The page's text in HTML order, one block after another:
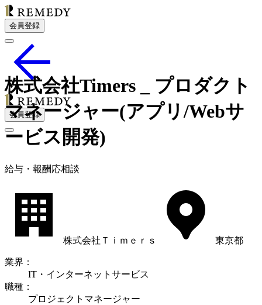
会員登録
会員登録
株式会社Timers _ プロダクト
マネージャー(アプリ/Webサ
ービス開発)
給与・ 報酬応相談
株式会社Ｔｉｍｅｒｓ 東京都
業界 ：
IT・インターネットサービス
職種 ：
プロジェクトマネージャー